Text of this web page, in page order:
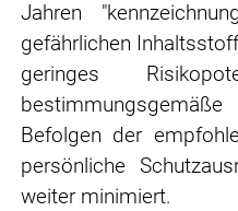
Jahren
gefährlichen
geringes
Befolgen der
persönliche
weiter minimiert.